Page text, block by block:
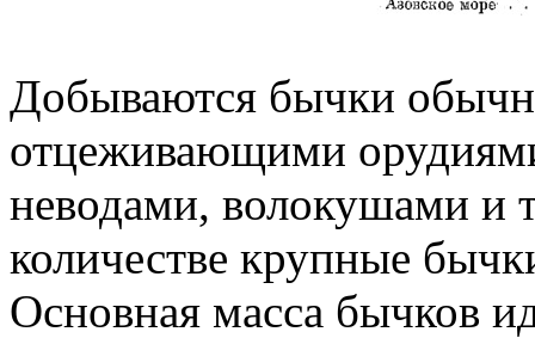
Добываются бычки
отцеживающими
неводами, волокушами и
количестве крупные
Основная масса бычков